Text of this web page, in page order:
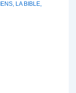
, LA BIBLE,